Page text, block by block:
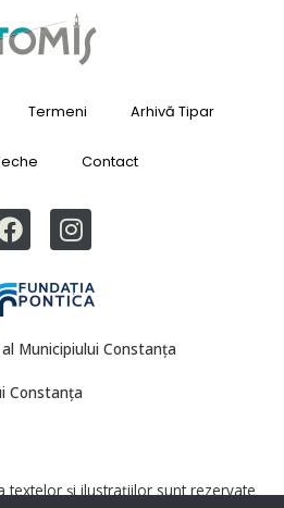
Termeni Arhivă Tipar
Contact
Municipiului Constanța
Constanța
și ilustrațiilor sunt rezervate